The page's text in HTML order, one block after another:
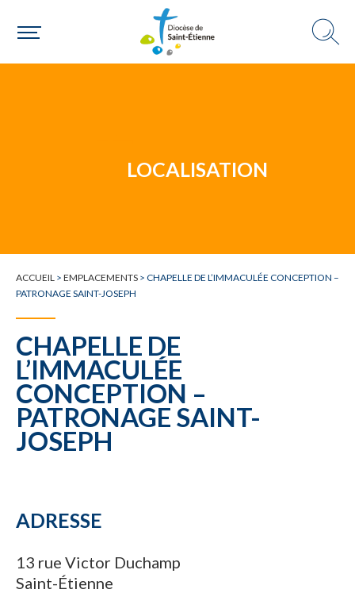
Un mouvement
LOCALISATION
ACCUEIL > EMPLACEMENTS > CHAPELLE DE L’IMMACULÉE CONCEPTION –
PATRONAGE SAINT-JOSEPH
CHAPELLE DE
L’IMMACULÉE
CONCEPTION –
PATRONAGE SAINT-
JOSEPH
ADRESSE
13 rue Victor Duchamp
Saint-Étienne